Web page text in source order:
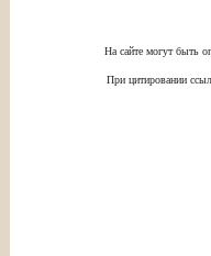
На сайте могут быть
При цитировании